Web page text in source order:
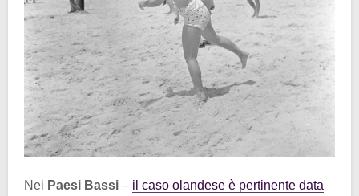
Nei Paesi Bassi – il caso olandese è pertinente data